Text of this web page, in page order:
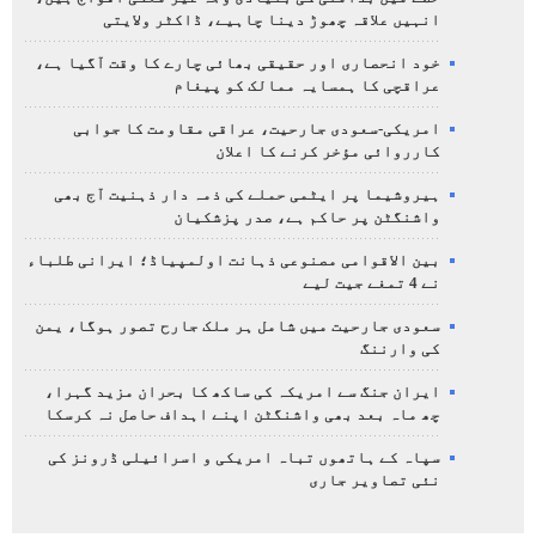
انہیں علاقہ چھوڑ دینا چاہیے، ڈاکٹر ولایتی
خود انحصاری اور حقیقی بھائی چارے کا وقت آگیا ہے،
عراقچی کا ہمسایہ ممالک کو پیغام
امریکی-سعودی جارحیت، عراقی مقاومت کا جوابی
کارروائی مؤخر کرنے کا اعلان
ہیروشیما پر ایٹمی حملے کی ذمہ دار ذہنیت آج بھی
واشنگٹن پر حاکم ہے، صدر پزشکیان
بین الاقوامی مصنوعی ذہانت اولمپیاڈ؛ ایرانی طلباء
نے 4 تمغے جیت لیے
سعودی جارحیت میں شامل ہر ملک جارح تصور ہوگا، یمن
کی وارننگ
ایران جنگ سے امریکہ کی ساکھ کا بحران مزید گہرا،
چھ ماہ بعد بھی واشنگٹن اپنے اہداف حاصل نہ کرسکا
سپاہ کے ہاتھوں تباہ امریکی و اسرائیلی ڈرونز کی
نئی تصاویر جاری